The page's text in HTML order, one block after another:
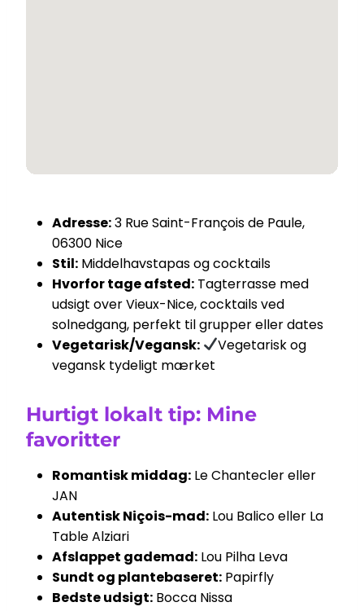
Adresse:3 Rue Saint-François de Paule,
06300 Nice
Stil: Middelhavstapas og cocktails
Hvorfor tage afsted: Tagterrasse med
udsigt over Vieux-Nice, cocktails ved
solnedgang, perfekt til grupper eller dates
Vegetarisk/Vegansk:
Vegetarisk og
vegansk tydeligt mærket
Hurtigt lokalt tip: Mine
favoritter
Romantisk middag: Le Chantecler eller
JAN
Autentisk Niçois-mad: Lou Balico eller La
Table Alziari
Afslappet gademad: Lou Pilha Leva
Sundt og plantebaseret: Papirfly
Bedste udsigt: Bocca Nissa